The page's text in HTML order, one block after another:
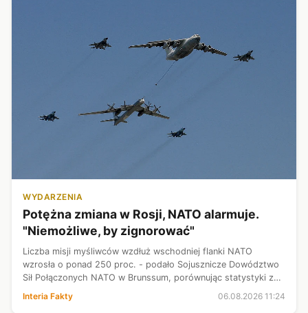
WYDARZENIA
Potężna zmiana w Rosji, NATO alarmuje.
"Niemożliwe, by zignorować"
Liczba misji myśliwców wzdłuż wschodniej flanki NATO
wzrosła o ponad 250 proc. - podało Sojusznicze Dowództwo
Sił Połączonych NATO w Brunssum, porównując statystyki z
lipca do analogicznego okresu rok wcześniej. Dowództwo
ujawniło, że powodem wzmożon...
Interia Fakty 06.08.2026 11:24